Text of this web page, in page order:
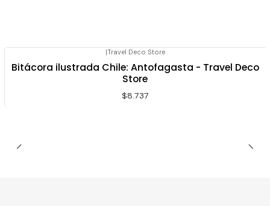
|Travel Deco Store
Bitácora ilustrada Chile: Antofagasta - Travel Deco
Store
$8.737